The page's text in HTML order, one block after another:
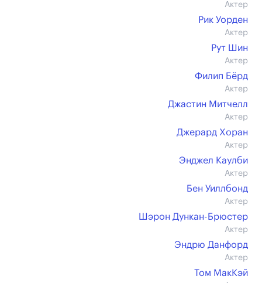
Актер
Рик Уорден
Актер
Рут Шин
Актер
Филип Бёрд
Актер
Джастин Митчелл
Актер
Джерард Хоран
Актер
Энджел Каулби
Актер
Бен Уиллбонд
Актер
Шэрон Дункан-Брюстер
Актер
Эндрю Данфорд
Актер
Том МакКэй